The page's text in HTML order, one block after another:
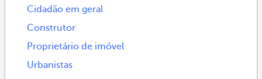
Cidadão em geral
Construtor
Proprietário de imóvel
Urbanistas